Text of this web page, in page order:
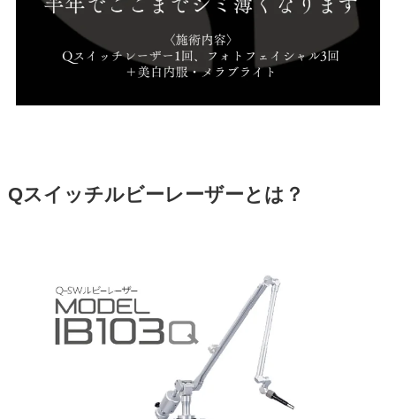
Qスイッチルビーレーザーとは？